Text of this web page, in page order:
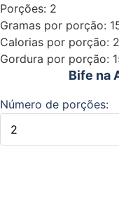
Porções: 2
Gramas por porção:
Calorias por porção:
Gordura por porção:
Bife na
Número de porções: